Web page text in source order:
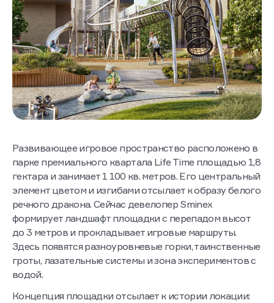
Развивающее игровое пространство расположено в
парке премиального квартала Life Time площадью 1,8
гектара и занимает 1 100 кв. метров. Его центральный
элемент цветом и изгибами отсылает к образу белого
речного дракона. Сейчас девелопер Sminex
формирует ландшафт площадки с перепадом высот
до 3 метров и прокладывает игровые маршруты.
Здесь появятся разноуровневые горки, таинственные
гроты, лазательные системы и зона экспериментов с
водой.
Концепция площадки отсылает к истории локации: